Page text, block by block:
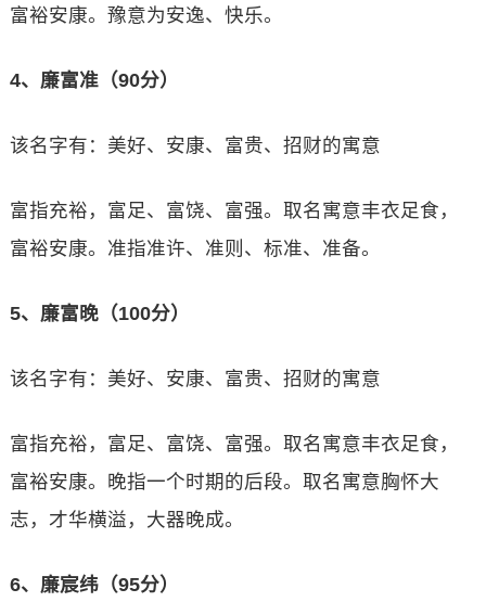
富裕安康。豫意为安逸、快乐。
4、廉富准（90分）
该名字有：美好、安康、富贵、招财的寓意
富指充裕，富足、富饶、富强。取名寓意丰衣足食，
富裕安康。准指准许、准则、标准、准备。
5、廉富晚（100分）
该名字有：美好、安康、富贵、招财的寓意
富指充裕，富足、富饶、富强。取名寓意丰衣足食，
富裕安康。晚指一个时期的后段。取名寓意胸怀大
志，才华横溢，大器晚成。
6、廉宸纬（95分）